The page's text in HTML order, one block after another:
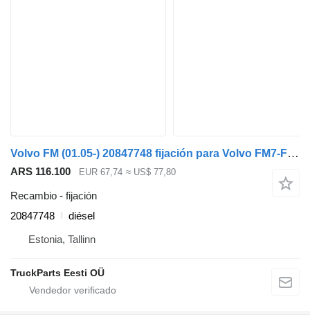
Volvo FM (01.05-) 20847748 fijación para Volvo FM7-FM12, FM, FMX (1998-2014) cabeza tractora
ARS 116.100 EUR 67,74 ≈ US$ 77,80
Recambio - fijación
20847748
diésel
Estonia, Tallinn
TruckParts Eesti OÜ